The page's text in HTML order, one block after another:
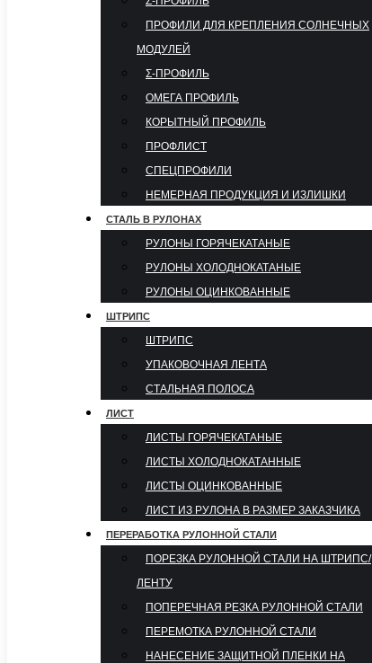
ПРОФИЛИ ДЛЯ КРЕПЛЕНИЯ СОЛНЕЧНЫХ
МОДУЛЕЙ
Σ-ПРОФИЛЬ
ОМЕГА ПРОФИЛЬ
КОРЫТНЫЙ ПРОФИЛЬ
ПРОФЛИСТ
СПЕЦПРОФИЛИ
НЕМЕРНАЯ ПРОДУКЦИЯ И ИЗЛИШКИ
СТАЛЬ В РУЛОНАХ
РУЛОНЫ ГОРЯЧЕКАТАНЫЕ
РУЛОНЫ ХОЛОДНОКАТАНЫЕ
РУЛОНЫ ОЦИНКОВАННЫЕ
ШТРИПС
ШТРИПС
УПАКОВОЧНАЯ ЛЕНТА
СТАЛЬНАЯ ПОЛОСА
ЛИСТ
ЛИСТЫ ГОРЯЧЕКАТАНЫЕ
ЛИСТЫ ХОЛОДНОКАТАННЫЕ
ЛИСТЫ ОЦИНКОВАННЫЕ
ЛИСТ ИЗ РУЛОНА В РАЗМЕР ЗАКАЗЧИКА
ПЕРЕРАБОТКА РУЛОННОЙ СТАЛИ
ПОРЕЗКА РУЛОННОЙ СТАЛИ НА ШТРИПС/
ЛЕНТУ
ПОПЕРЕЧНАЯ РЕЗКА РУЛОННОЙ СТАЛИ
ПЕРЕМОТКА РУЛОННОЙ СТАЛИ
НАНЕСЕНИЕ ЗАЩИТНОЙ ПЛЕНКИ НА